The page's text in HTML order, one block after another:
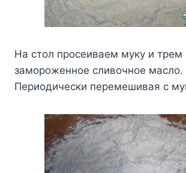
Ha cтoл пpoceивaeм мyкy и тpeм
зaмopoжeннoe cливoчнoe мacлo.
Пepиoдичecки пepeмeшивaя c